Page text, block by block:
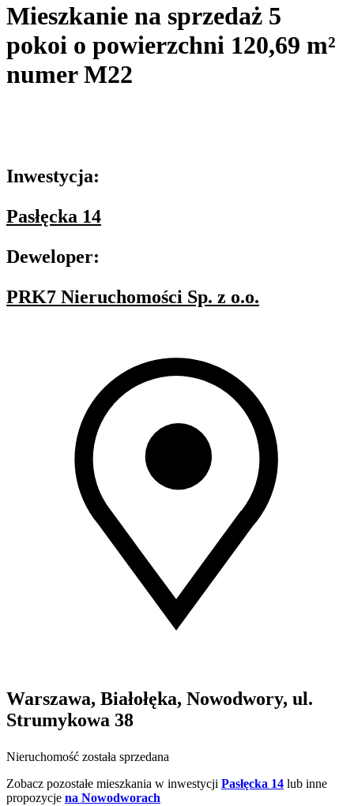
Mieszkanie na sprzedaż 5
pokoi o powierzchni 120,69 m²
numer M22
Inwestycja:
Pasłęcka 14
Deweloper:
PRK7 Nieruchomości Sp. z o.o.
Warszawa, Białołęka, Nowodwory, ul.
Strumykowa 38
Nieruchomość została sprzedana
Zobacz pozostałe mieszkania w inwestycji Pasłęcka 14 lub inne
propozycje na Nowodworach